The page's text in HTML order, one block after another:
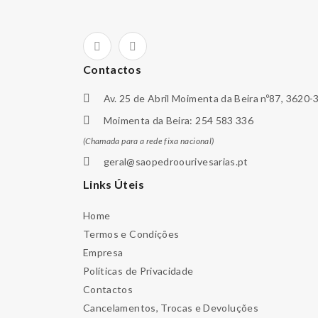
Contactos
Av. 25 de Abril Moimenta da Beira nº87, 3620-
Moimenta da Beira: 254 583 336
(Chamada para a rede fixa nacional)
geral@saopedroourivesarias.pt
Links Úteis
Home
Termos e Condições
Empresa
Políticas de Privacidade
Contactos
Cancelamentos, Trocas e Devoluções